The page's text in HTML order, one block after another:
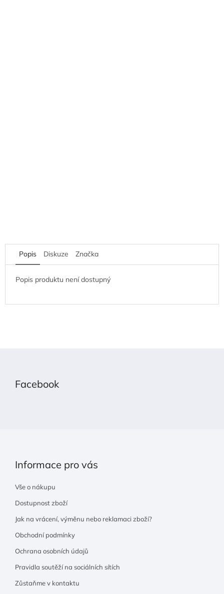
Popis Diskuze Značka
Popis produktu není dostupný
Facebook
Informace pro vás
Vše o nákupu
Dostupnost zboží
Jak na vrácení, výměnu nebo reklamaci zboží?
Obchodní podmínky
Ochrana osobních údajů
Pravidla soutěží na sociálních sítích
Zůstaňme v kontaktu